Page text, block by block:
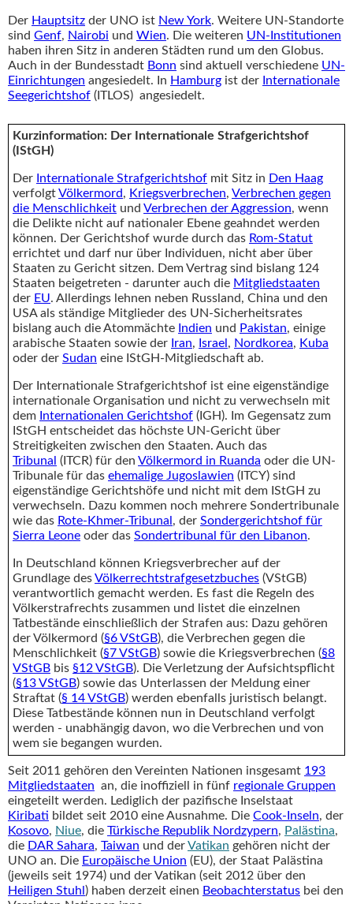
Der Hauptsitz der UNO ist New York. Weitere UN-Standorte
sind Genf, Nairobi und Wien. Die weiteren UN-Institutionen
haben ihren Sitz in anderen Städten rund um den Globus.
Auch in der Bundesstadt Bonn sind aktuell verschiedene UN-
Einrichtungen angesiedelt. In Hamburg ist der Internationale
Seegerichtshof (ITLOS) angesiedelt.
Kurzinformation: Der Internationale Strafgerichtshof
(IStGH)
Der Internationale Strafgerichtshof mit Sitz in Den Haag
verfolgtVölkermord, Kriegsverbrechen, Verbrechen gegen
die Menschlichkeit und Verbrechen der Aggression, wenn
die Delikte nicht auf nationaler Ebene geahndet werden
können. Der Gerichtshof wurde durch das Rom-Statut
errichtet und darf nur über Individuen, nicht aber über
Staaten zu Gericht sitzen. Dem Vertrag sind bislang 124
Staaten beigetreten - darunter auch die Mitgliedstaaten
der EU. Allerdings lehnen neben Russland, China und den
USA als ständige Mitglieder des UN-Sicherheitsrates
bislang auch die Atommächte Indien und Pakistan, einige
arabische Staaten sowie der Iran, Israel , Nordkorea, Kuba
oder der Sudan eine IStGH-Mitgliedschaft ab.
Der Internationale Strafgerichtshof ist eine eigenständige
internationale Organisation und nicht zu verwechseln mit
dem Internationalen Gerichtshof (IGH). Im Gegensatz zum
IStGH entscheidet das höchste UN-Gericht über
Streitigkeiten zwischen den Staaten. Auch das
Tribunal (ITCR) für den Völkermord in Ruanda oder die UN-
Tribunale für das ehemalige Jugoslawien (ITCY) sind
eigenständige Gerichtshöfe und nicht mit dem IStGH zu
verwechseln. Dazu kommen noch mehrere Sondertribunale
wie das Rote-Khmer-Tribunal , der Sondergerichtshof für
Sierra Leone oder das Sondertribunal für den Libanon.
In Deutschland können Kriegsverbrecher auf der
Grundlage desVölkerrechtstrafgesetzbuches (VStGB)
verantwortlich gemacht werden. Es fast die Regeln des
Völkerstrafrechts zusammen und listet die einzelnen
Tatbestände einschließlich der Strafen aus: Dazu gehören
der Völkermord (§6 VStGB), die Verbrechen gegen die
Menschlichkeit (§7 VStGB) sowie die Kriegsverbrechen (§8
VStGB bis §12 VStGB). Die Verletzung der Aufsichtspflicht
(§13 VStGB) sowie das Unterlassen der Meldung einer
Straftat (§ 14 VStGB) werden ebenfalls juristisch belangt.
Diese Tatbestände können nun in Deutschland verfolgt
werden - unabhängig davon, wo die Verbrechen und von
wem sie begangen wurden.
Seit 2011 gehören den Vereinten Nationen insgesamt 193
Mitgliedstaaten an, die inoffiziell in fünf regionale Gruppen
eingeteilt werden. Lediglich der pazifische Inselstaat
Kiribati bildet seit 2010 eine Ausnahme. Die Cook-Inseln, der
Kosovo, Niue, die Türkische Republik Nordzypern, Palästina,
die DAR Sahara, Taiwan und derVatikan gehören nicht der
UNO an. Die Europäische Union (EU), der Staat Palästina
(jeweils seit 1974) und der Vatikan (seit 2012 über den
Heiligen Stuhl ) haben derzeit einen Beobachterstatus bei den